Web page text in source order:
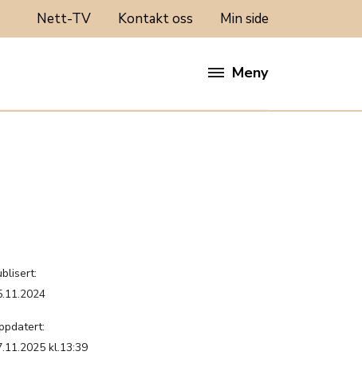
Nett-TV Kontakt oss Min side
Meny
kl.13:39